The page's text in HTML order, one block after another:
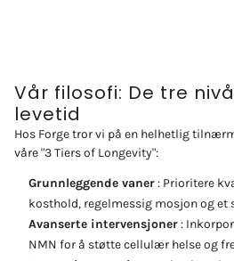
Vår filosofi: De tre
levetid
Hos Forge tror vi på en helhetlig
våre "3 Tiers of Longevity":
Grunnleggende vaner: Prioritere
kosthold, regelmessig mosjon og et
Avanserte intervensjoner:
NMN for å støtte cellulær helse og